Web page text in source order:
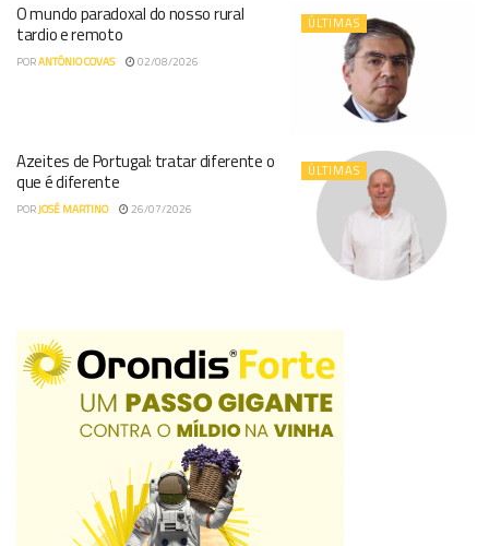
ÚLTIMAS
O mundo paradoxal do nosso rural
tardio e remoto
PORANTÓNIO COVAS 02/08/2026
ÚLTIMAS
Azeites de Portugal: tratar diferente o
que é diferente
PORJOSÉ MARTINO 26/07/2026